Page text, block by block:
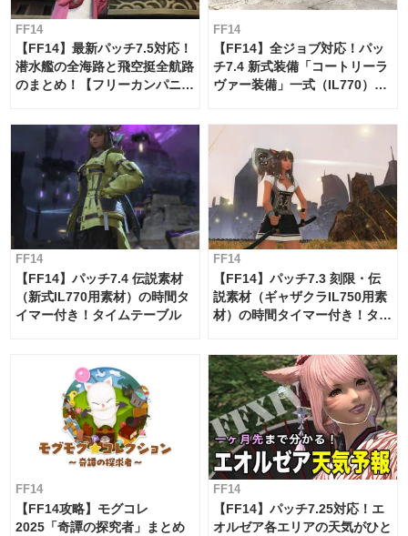
FF14
【FF14】最新パッチ7.5対応！
潜水艦の全海路と飛空挺全航路
のまとめ！【フリーカンパニ
FF14
【FF14】全ジョブ対応！パッ
チ7.4 新式装備「コートリーラ
ヴァー装備」一式（IL770）の
FF14
【FF14】パッチ7.4 伝説素材
（新式IL770用素材）の時間タ
イマー付き！タイムテーブル
FF14
【FF14】パッチ7.3 刻限・伝
説素材（ギャザクラIL750用素
材）の時間タイマー付き！タイ
FF14
【FF14攻略】モグコレ
2025「奇譚の探究者」まとめ
FF14
【FF14】パッチ7.25対応！エ
オルゼア各エリアの天気がひと